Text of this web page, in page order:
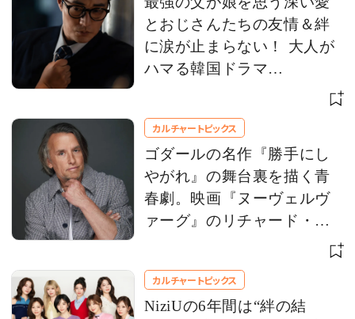
とおじさんたちの友情＆絆
に涙が止まらない！ 大人が
ハマる韓国ドラマ
【Netflix】 お盆休みにイッ
カルチャートピックス
ゴダールの名作『勝手にし
やがれ』の舞台裏を描く青
春劇。映画『ヌーヴェルヴ
ァーグ』のリチャード・リ
ンクレイター監督にインタ
カルチャートピックス
NiziUの6年間は“絆の結